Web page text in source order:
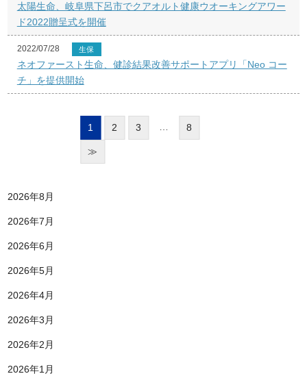
太陽生命、岐阜県下呂市でクアオルト健康ウオーキングアワー
ド2022贈呈式を開催
2022/07/28 生保
ネオファースト生命、健診結果改善サポートアプリ「Neo コー
チ」を提供開始
1 2 3 8
≫
2026年8月
2026年7月
2026年6月
2026年5月
2026年4月
2026年3月
2026年2月
2026年1月